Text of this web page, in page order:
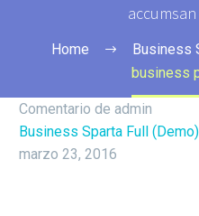
Home
Business
business
Comentario de admin
Business Sparta Full (Demo)
marzo 23, 2016